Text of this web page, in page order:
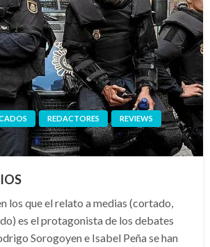
REDACTORES
REVIEWS
los que el relato a medias (cortado,
es el protagonista de los debates
Sorogoyen e Isabel Peña se han